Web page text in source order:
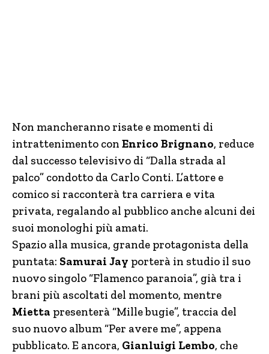
Non mancheranno risate e momenti di
intrattenimento con Enrico Brignano, reduce
dal successo televisivo di “Dalla strada al
palco” condotto da Carlo Conti. L’attore e
comico si racconterà tra carriera e vita
privata, regalando al pubblico anche alcuni dei
suoi monologhi più amati.
Spazio alla musica, grande protagonista della
puntata: Samurai Jay porterà in studio il suo
nuovo singolo “Flamenco paranoia”, già tra i
brani più ascoltati del momento, mentre
Mietta presenterà “Mille bugie”, traccia del
suo nuovo album “Per avere me”, appena
pubblicato. E ancora, Gianluigi Lembo, che